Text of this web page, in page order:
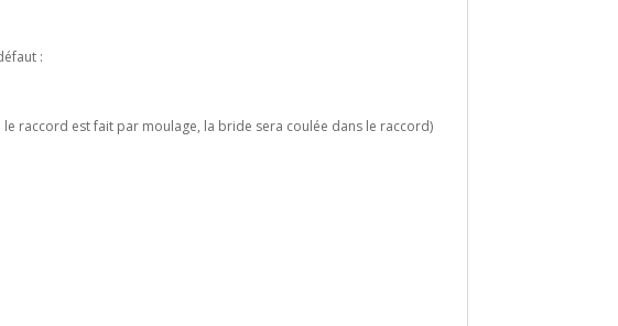
:
le raccord est fait par moulage, la bride sera coulée dans le raccord)